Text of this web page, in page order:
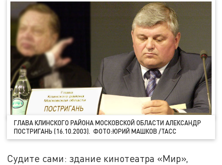
ГЛАВА КЛИНСКОГО РАЙОНА МОСКОВСКОЙ ОБЛАСТИ АЛЕКСАНДР
ПОСТРИГАНЬ (16.10.2003). ФОТО:ЮРИЙ МАШКОВ /ТАСС
Судите сами: здание кинотеатра «Мир»,